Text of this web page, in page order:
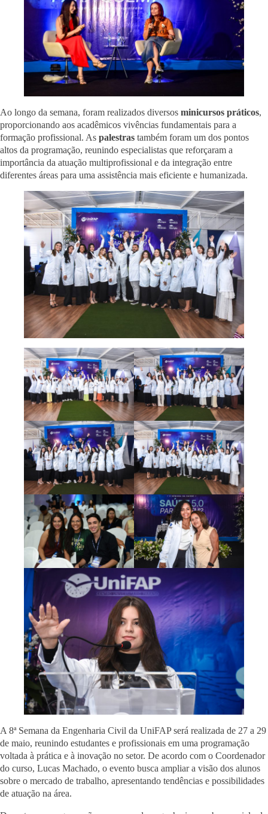
Ao longo da semana, foram realizados diversos minicursos práticos,
proporcionando aos acadêmicos vivências fundamentais para a
formação profissional. As palestras também foram um dos pontos
altos da programação, reunindo especialistas que reforçaram a
importância da atuação multiprofissional e da integração entre
diferentes áreas para uma assistência mais eficiente e humanizada.
A 8ª Semana da Engenharia Civil da UniFAP será realizada de 27 a 29
de maio, reunindo estudantes e profissionais em uma programação
voltada à prática e à inovação no setor. De acordo com o Coordenador
do curso, Lucas Machado, o evento busca ampliar a visão dos alunos
sobre o mercado de trabalho, apresentando tendências e possibilidades
de atuação na área.